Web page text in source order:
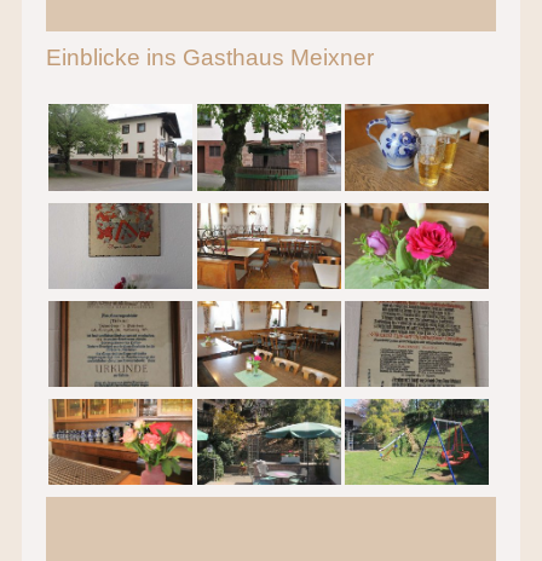
Einblicke ins Gasthaus Meixner